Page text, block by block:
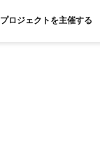
プロジェクトを主催する